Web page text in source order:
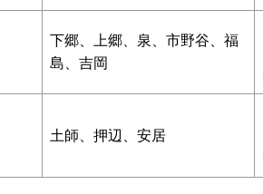
下郷、上郷、泉、市野谷、福
島、吉岡
土師、押辺、安居